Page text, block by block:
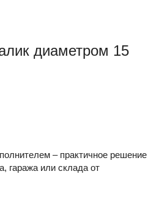
диаметром 15
– практичное решение
гаража или склада от